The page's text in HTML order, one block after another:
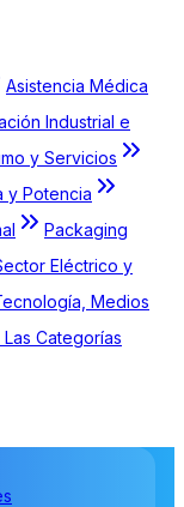
Asistencia Médica
Industrial e
y Servicios
y Potencia
Packaging
Eléctrico y
Medios
Categorías